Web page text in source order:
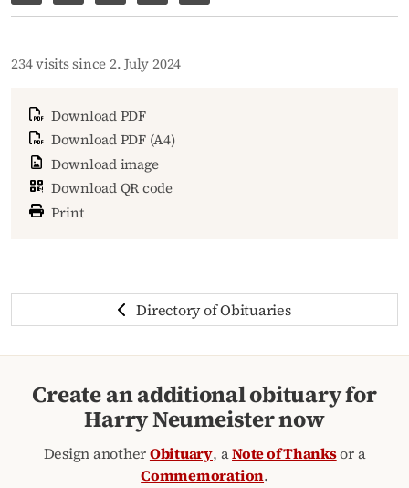
234 visits since 2. July 2024
Download PDF
Download PDF (A4)
Download image
Download QR code
Print
Directory of Obituaries
Create an additional obituary for
Harry Neumeister now
Design anotherObituary, aNote of Thanksor a
Commemoration.